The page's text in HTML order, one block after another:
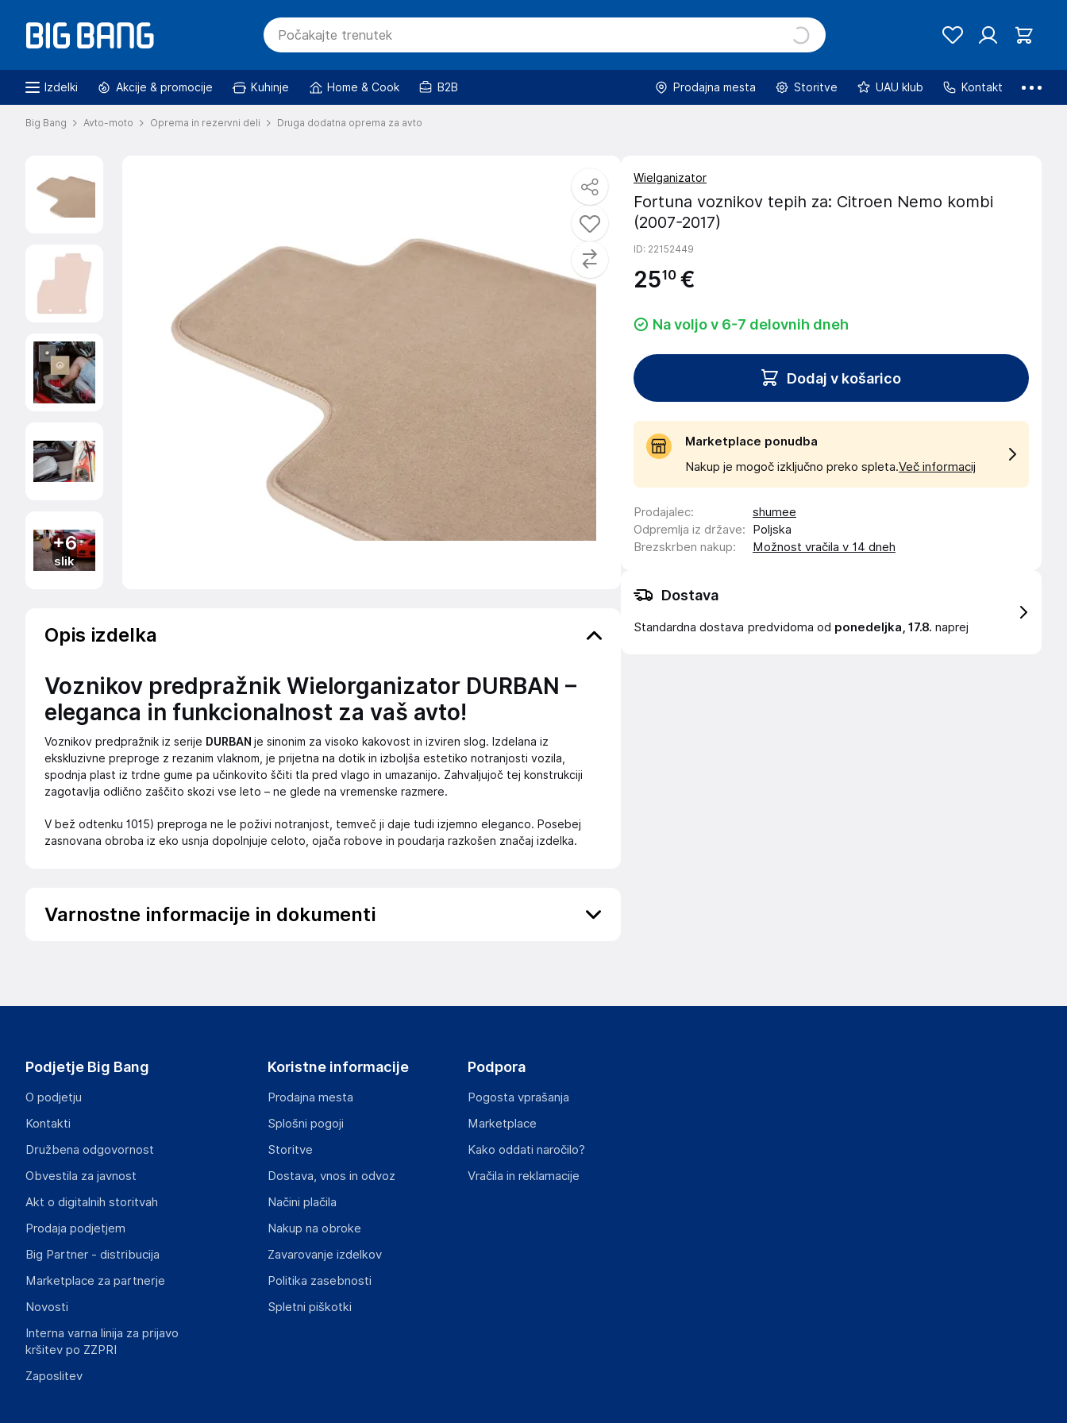
Izdelki Akcije & promocije Kuhinje Home & Cook B2B Prodajna mesta Storitve UAU klub Kontakt
Big Bang Avto-moto Oprema in rezervni deli Druga dodatna oprema za avto
+6
slik
Opis izdelka
Voznikov predpražnik Wielorganizator DURBAN –
eleganca in funkcionalnost za vaš avto!
Voznikov predpražnik iz serije DURBAN je sinonim za visoko kakovost in izviren slog. Izdelana iz
ekskluzivne preproge z rezanim vlaknom, je prijetna na dotik in izboljša estetiko notranjosti vozila,
spodnja plast iz trdne gume pa učinkovito ščiti tla pred vlago in umazanijo. Zahvaljujoč tej konstrukciji
zagotavlja odlično zaščito skozi vse leto – ne glede na vremenske razmere.
V bež odtenku 1015) preproga ne le poživi notranjost, temveč ji daje tudi izjemno eleganco. Posebej
zasnovana obroba iz eko usnja dopolnjuje celoto, ojača robove in poudarja razkošen značaj izdelka.
Varnostne informacije in dokumenti
piotrek@wielganizator.pl
Gospodarski subjekt s sedežem v EU, ki zagotavlja skladnost izdelka z zahtevanimi predpisi.
ul. Szkolna 6, 64-000 Racot
Poland
Slike o varnosti izdelka
Slike o varnosti izdelka vsebujejo opozorila na embalaži izdelka in lahko vključujejo ključne varnostne
Wielganizator
Fortuna voznikov tepih za: Citroen Nemo kombi
(2007-2017)
ID: 22152449
2510 €
Na voljo v 6-7 delovnih dneh
Dodaj v košarico
Marketplace ponudba
Nakup je mogoč izključno preko spleta.Več informacij
Prodajalec:
shumee
Odpremlja iz države:
Poljska
Brezskrben nakup: Možnost vračila v 14 dneh
Dostava
Standardna dostava predvidoma od ponedeljka, 17.8. naprej
Podjetje Big Bang
O podjetju
Kontakti
Družbena odgovornost
Obvestila za javnost
Akt o digitalnih storitvah
Prodaja podjetjem
Big Partner - distribucija
Marketplace za partnerje
Novosti
Interna varna linija za prijavo
kršitev po ZZPRI
Zaposlitev
Koristne informacije
Prodajna mesta
Splošni pogoji
Storitve
Dostava, vnos in odvoz
Načini plačila
Nakup na obroke
Zavarovanje izdelkov
Politika zasebnosti
Spletni piškotki
Podpora
Pogosta vprašanja
Marketplace
Kako oddati naročilo?
Vračila in reklamacije